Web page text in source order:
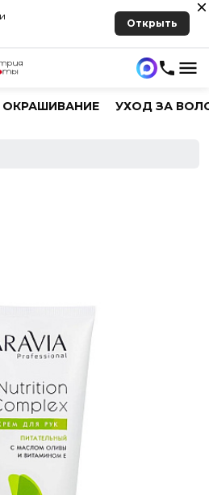
Открыть
ОКРАШИВАНИЕ УХОД ЗА